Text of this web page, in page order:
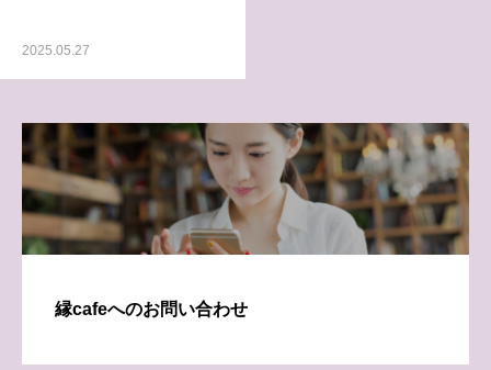
2025.05.27
縁cafeへのお問い合わせ